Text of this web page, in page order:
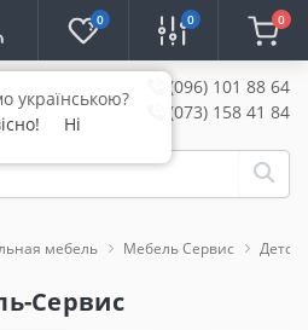
0 0 0
(096) 101 88 64
(073) 158 41 84
мебель Мебель Сервис
Сервис
українською?
Ні